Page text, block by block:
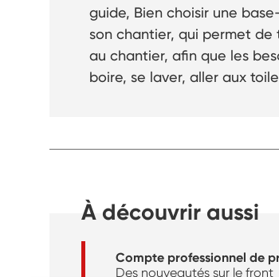
guide, Bien choisir une
son chantier, qui permet
au chantier, afin que les
boire, se laver, aller aux
À découvrir aussi
Des nouveautés sur le front